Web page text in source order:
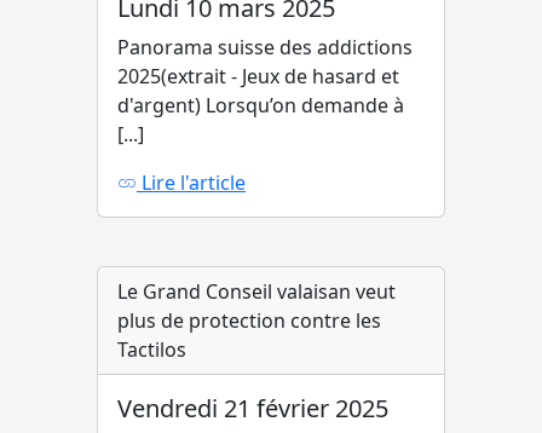
Lundi 10 mars 2025
Panorama suisse des addictions
2025(extrait - Jeux de hasard et
d'argent) Lorsqu’on demande à
[...]
Lire l'article
Le Grand Conseil valaisan veut
plus de protection contre les
Tactilos
Vendredi 21 février 2025